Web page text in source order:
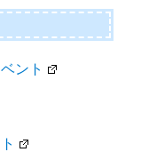
ント